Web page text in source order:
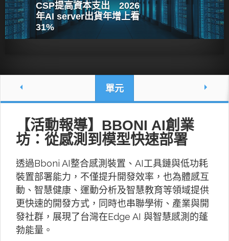
CSP提高資本支出 2026
年AI server出貨年增上看
31%
單元
【活動報導】BBONI AI創業
坊：從感測到模型快速部署
透過Bboni AI整合感測裝置、AI工具鏈與低功耗
裝置部署能力，不僅提升開發效率，也為體感互
動、智慧健康、運動分析及智慧教育等領域提供
更快速的開發方式，同時也串聯學術、產業與開
發社群，展現了台灣在Edge AI 與智慧感測的蓬
勃能量。